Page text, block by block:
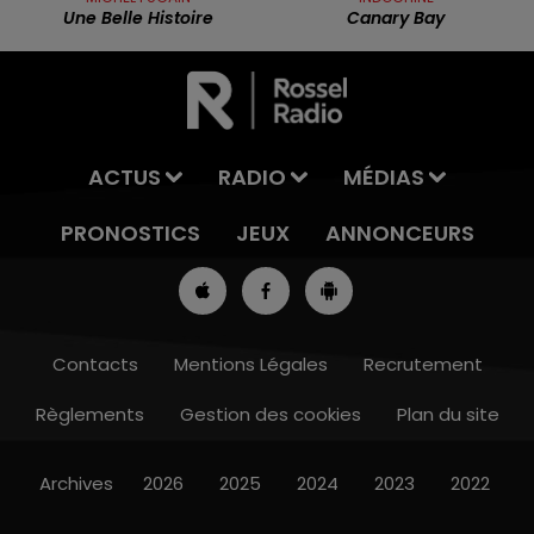
7h00 - 10h00
Une Belle Histoire Canary Bay
ACTUS RADIO
MÉDIAS
PRONOSTICS
JEUX ANNONCEURS
Contacts Mentions Légales
Recrutement
Règlements
Gestion des cookies Plan du site
Archives 2026 2025 2024 2023 2022